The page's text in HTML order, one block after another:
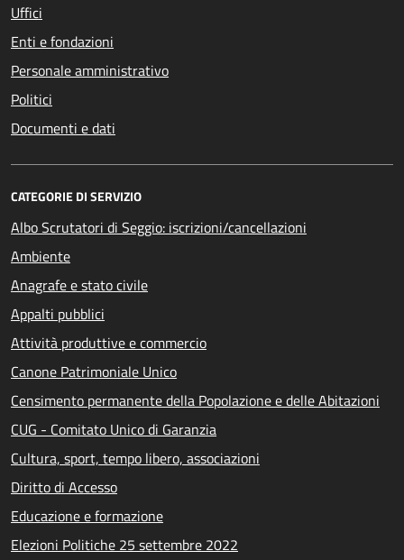
Uffici
Enti e fondazioni
Personale amministrativo
Politici
Documenti e dati
CATEGORIE DI SERVIZIO
Albo Scrutatori di Seggio: iscrizioni/cancellazioni
Ambiente
Anagrafe e stato civile
Appalti pubblici
Attività produttive e commercio
Canone Patrimoniale Unico
Censimento permanente della Popolazione e delle Abitazioni
CUG - Comitato Unico di Garanzia
Cultura, sport, tempo libero, associazioni
Diritto di Accesso
Educazione e formazione
Elezioni Politiche 25 settembre 2022